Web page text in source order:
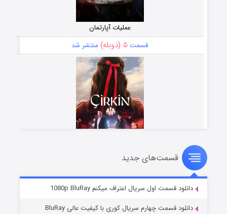
عملیات آپارتمان
قسمت ۵ (دوبله) منتشر شد
سریال زشت
قسمت۲ (زیرنویس) منتشر شد
قسمت‌های جدید
دانلود قسمت اول سریال اعتراف میکنم 1080p BluRay
دانلود قسمت چهارم سریال کوری با کیفیت عالی BluRay